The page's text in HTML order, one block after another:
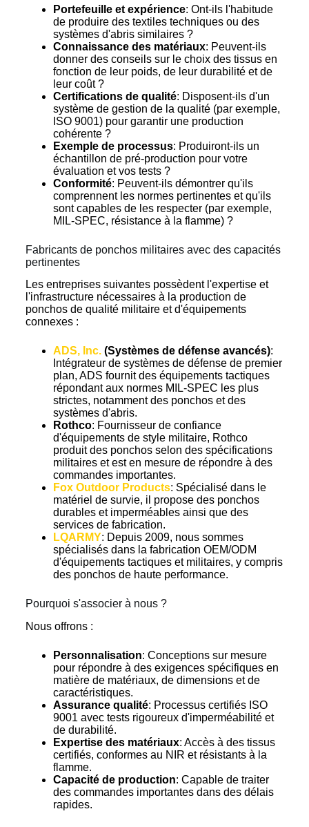
Portefeuille et expérience: Ont-ils l'habitude
de produire des textiles techniques ou des
systèmes d'abris similaires ?
Connaissance des matériaux: Peuvent-ils
donner des conseils sur le choix des tissus en
fonction de leur poids, de leur durabilité et de
leur coût ?
Certifications de qualité: Disposent-ils d'un
système de gestion de la qualité (par exemple,
ISO 9001) pour garantir une production
cohérente ?
Exemple de processus: Produiront-ils un
échantillon de pré-production pour votre
évaluation et vos tests ?
Conformité: Peuvent-ils démontrer qu'ils
comprennent les normes pertinentes et qu'ils
sont capables de les respecter (par exemple,
MIL-SPEC, résistance à la flamme) ?
Fabricants de ponchos militaires avec des capacités
pertinentes
Les entreprises suivantes possèdent l'expertise et
l'infrastructure nécessaires à la production de
ponchos de qualité militaire et d'équipements
connexes :
ADS, Inc.(Systèmes de défense avancés):
Intégrateur de systèmes de défense de premier
plan, ADS fournit des équipements tactiques
répondant aux normes MIL-SPEC les plus
strictes, notamment des ponchos et des
systèmes d'abris.
Rothco: Fournisseur de confiance
d'équipements de style militaire, Rothco
produit des ponchos selon des spécifications
militaires et est en mesure de répondre à des
commandes importantes.
Fox Outdoor Products: Spécialisé dans le
matériel de survie, il propose des ponchos
durables et imperméables ainsi que des
services de fabrication.
LQARMY: Depuis 2009, nous sommes
spécialisés dans la fabrication OEM/ODM
d'équipements tactiques et militaires, y compris
des ponchos de haute performance.
Pourquoi s'associer à nous ?
Nous offrons :
Personnalisation: Conceptions sur mesure
pour répondre à des exigences spécifiques en
matière de matériaux, de dimensions et de
caractéristiques.
Assurance qualité: Processus certifiés ISO
9001 avec tests rigoureux d'imperméabilité et
de durabilité.
Expertise des matériaux: Accès à des tissus
certifiés, conformes au NIR et résistants à la
flamme.
Capacité de production: Capable de traiter
des commandes importantes dans des délais
rapides.